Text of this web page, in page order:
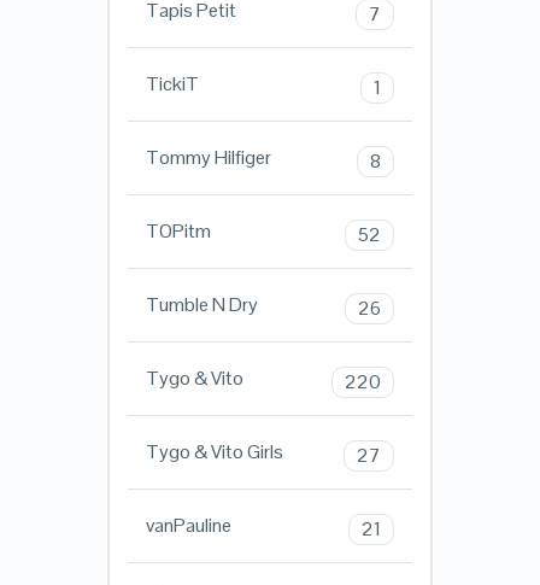
Tapis Petit 7
TickiT 1
Tommy Hilfiger 8
TOPitm 52
Tumble N Dry 26
Tygo & Vito 220
Tygo & Vito Girls 27
vanPauline 21